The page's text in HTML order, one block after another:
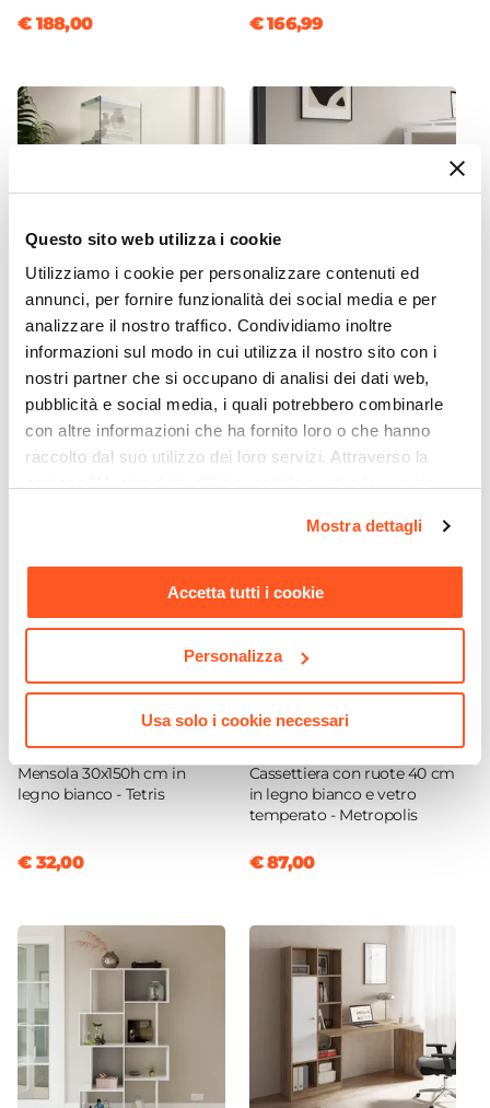
Questo sito web utilizza i cookie
Utilizziamo i cookie per personalizzare contenuti ed
annunci, per fornire funzionalità dei social media e per
analizzare il nostro traffico. Condividiamo inoltre
informazioni sul modo in cui utilizza il nostro sito con i
nostri partner che si occupano di analisi dei dati web,
pubblicità e social media, i quali potrebbero combinarle
con altre informazioni che ha fornito loro o che hanno
raccolto dal suo utilizzo dei loro servizi. Attraverso la
momento. Per maggiori informazioni si invita a leggere la
Mostra dettagli
Accetta tutti i cookie
Personalizza
Usa solo i cookie necessari
Struttura Pieghevole
Colore Struttura
Materiale Seduta
Materiale Struttura
Metallo
Materiale Imbottitura
Numero Elementi
4 elementi
Finitura
Cromata
Assemblato
€ 188,00 € 166,99
CODICE:CT-B31
Libreria 40x131h cm in vetro
temperato con ripiani
bianco e rovere - City
€ 89,00
CODICE:ART34B
Cassettiera 40x52h cm in
legno bianco con 3 cassetti
su ruote - Artik
€ 61,00
CODICE:TR-B35
Mensola 30x150h cm in
legno bianco - Tetris
€ 32,00
CODICE:MTP-B
Cassettiera con ruote 40 cm
in legno bianco e vetro
temperato - Metropolis
€ 87,00